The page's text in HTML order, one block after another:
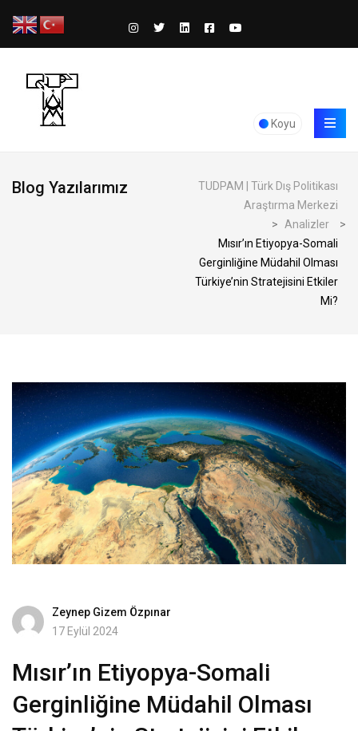
Koyu
Blog Yazılarımız
TUDPAM | Türk Dış Politikası
Araştırma Merkezi
>
Analizler
>
Mısır’ın Etiyopya-Somali
Gerginliğine Müdahil Olması
Türkiye’nin Stratejisini Etkiler
Mi?
Zeynep Gizem Özpınar
17 Eylül 2024
Mısır’ın Etiyopya-Somali
Gerginliğine Müdahil Olması